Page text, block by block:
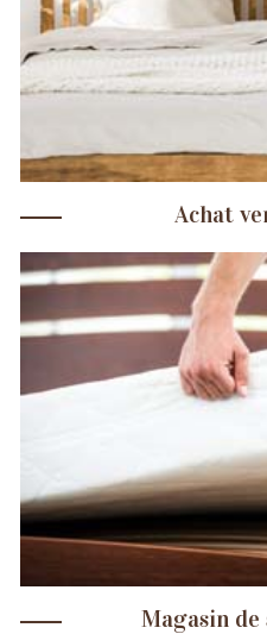
Achat
Magasin